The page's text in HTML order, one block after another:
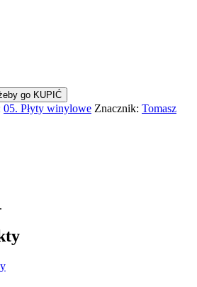
05. Płyty winylowe Znacznik: Tomasz